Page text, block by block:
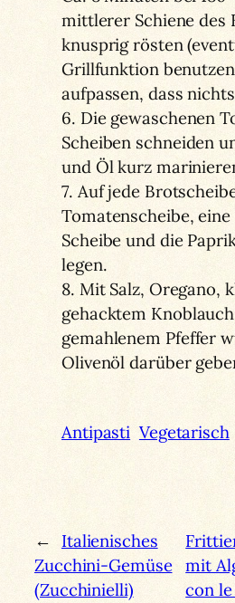
mittlerer Schiene des
knusprig rösten
Grillfunktion
aufpassen, dass
6. Die gewaschenen
Scheiben schneiden
und Öl kurz
7. Auf jede
Tomatenscheibe,
Scheibe und die
legen.
8. Mit Salz, Oregano,
gehacktem
gemahlenem Pfeffer
Olivenöl darüber
Antipasti Vegetarisch
←
Italienisches
Zucchini-Gemüse
(Zucchinielli)
mit
con